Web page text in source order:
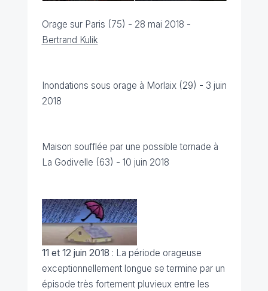
Orage sur Paris (75) - 28 mai 2018 -
Bertrand Kulik
Inondations sous orage à Morlaix (29) - 3 juin
2018
Maison soufflée par une possible tornade à
La Godivelle (63) - 10 juin 2018
11 et 12 juin 2018 : La période orageuse
exceptionnellement longue se termine par un
épisode très fortement pluvieux entre les